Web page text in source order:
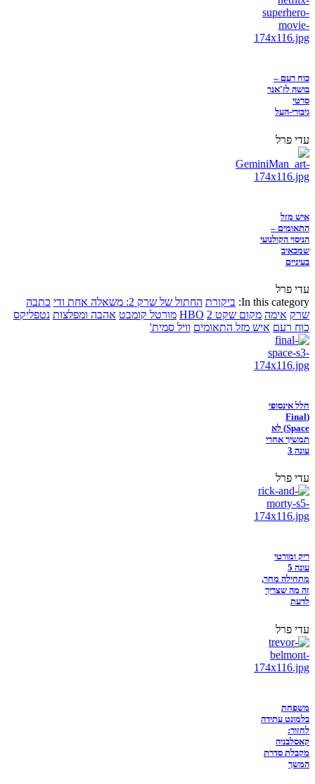
כוח רעם –
בושה לז'אנר
סרטי
גיבורי-העל
עדי פרל
איש מזל
התאומים –
הניסוי הקולנועי
שמכאיב
בעיניים
עדי פרל
In this category: ביקורת החתול של שרק 2: משאלה אחת ודי
כתבה
שרק אימה מקום שקט 2 HBO מורטל קומבט אהבה ומפלצות נטפליקס
כוח רעם איש מזל התאומים וויל סמית'
חלל אינסופי
(Final
Space) לא
תמשיך אחרי
עונה 3
עדי פרל
ריק ומורטי
עונה 5
מתחילה מחר,
זה מה שצריך
לדעת
עדי פרל
משפחת
בלמונט עתידה
לחזור:
קאסלבניה
מקבלת סדרת
המשך